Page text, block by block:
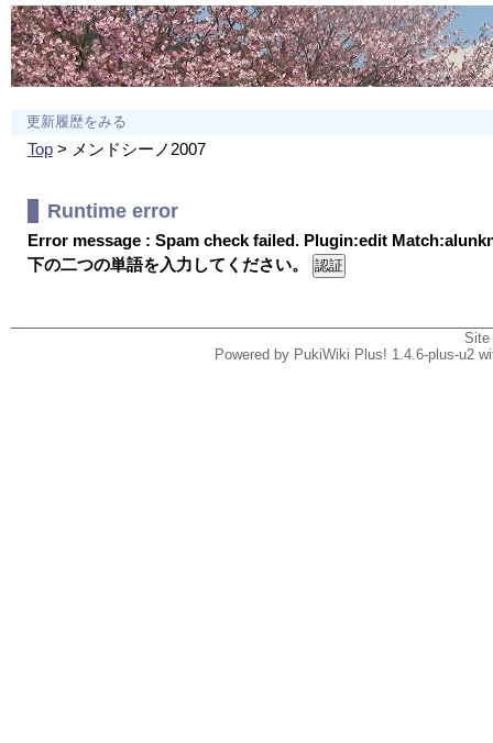
更新履歴をみる
Top> メンドシーノ2007
Runtime error
Error message : Spam check failed. Plugin:edit
下の二つの単語を入力してください。
Powered by PukiWiki Plus! 1.4.6-plus-u2